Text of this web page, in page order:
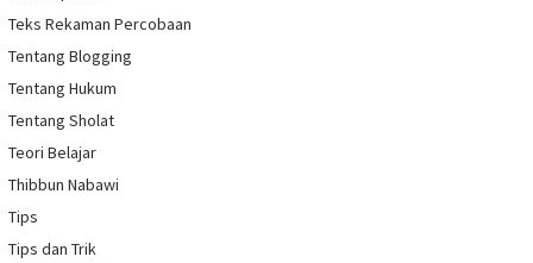
Teks Rekaman Percobaan
Tentang Blogging
Tentang Hukum
Tentang Sholat
Teori Belajar
Thibbun Nabawi
Tips
Tips dan Trik